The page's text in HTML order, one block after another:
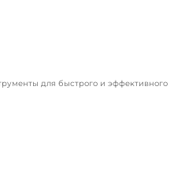
для быстрого и эффективного